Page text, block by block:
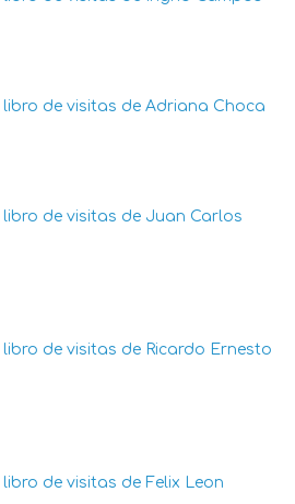
libro de visitas de Adriana Choca
libro de visitas de Juan Carlos
libro de visitas de Ricardo Ernesto
libro de visitas de Felix Leon